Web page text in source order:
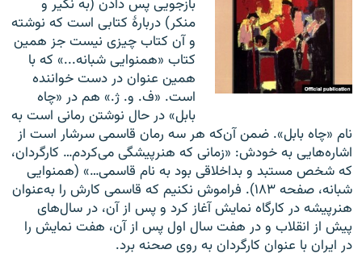
بازجویی پس دادن (به نکیر و
منکر) دربارهٔ کتابی است که نوشته
و آن کتاب چیزی نیست جز همین
کتاب «همنوایی شبانه...» که با
همین عنوان در دست خواننده
است. «ف. و. ژ.» هم در «چاه
بابل» در حال نوشتن رمانی است به
نام «چاه بابل». ضمن آن‌که هر سه رمان قاسمی سرشار است از
اشاره‌هایی به خودش: «زمانی که هنرپیشگی می‌کردم… کارگردان،
که شخص مستبد و بداخلاقی بود به نام قاسمی…» (همنوایی
شبانه، صفحه ۱۸۳). فراموش نکنیم که قاسمی کارش را به‌عنوان
هنرپیشه در کارگاه نمایش آغاز کرد و پس از آن، در سال‌های
پیش از انقلاب و در هفت سال اول پس از آن، هفت نمایش را
در ایران با عنوان کارگردان به روی صحنه برد.